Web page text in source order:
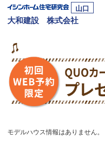
山口
大和建設 株式会社
モデルハウス情報はありません。